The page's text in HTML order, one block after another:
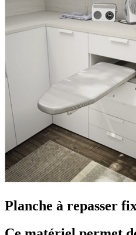
Planche à repasser